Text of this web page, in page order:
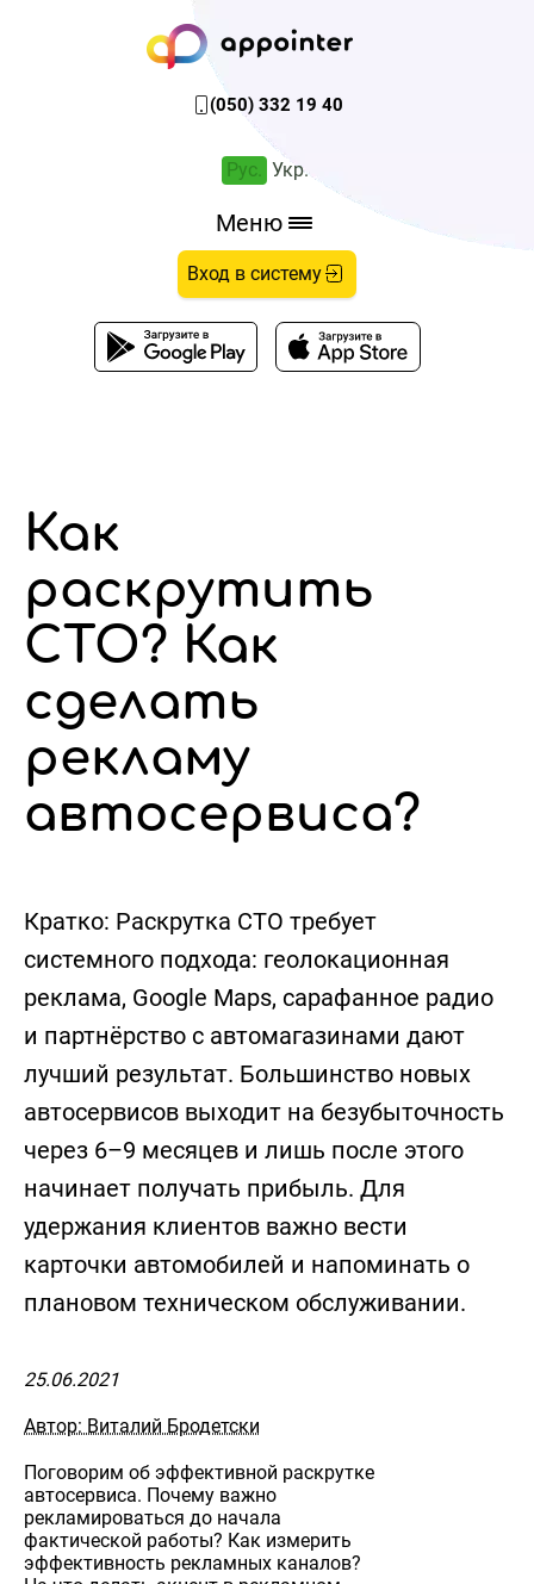
(050) 332 19 40
Рус. Укр.
Меню
Вход в систему
Как
раскрутить
СТО? Как
сделать
рекламу
автосервиса?
Кратко: Раскрутка СТО требует
системного подхода: геолокационная
реклама, Google Maps, сарафанное радио
и партнёрство с автомагазинами дают
лучший результат. Большинство новых
автосервисов выходит на безубыточность
через 6–9 месяцев и лишь после этого
начинает получать прибыль. Для
удержания клиентов важно вести
карточки автомобилей и напоминать о
плановом техническом обслуживании.
25.06.2021
Автор: Виталий Бродетски
Поговорим об эффективной раскрутке
автосервиса. Почему важно
рекламироваться до начала
фактической работы? Как измерить
эффективность рекламных каналов?